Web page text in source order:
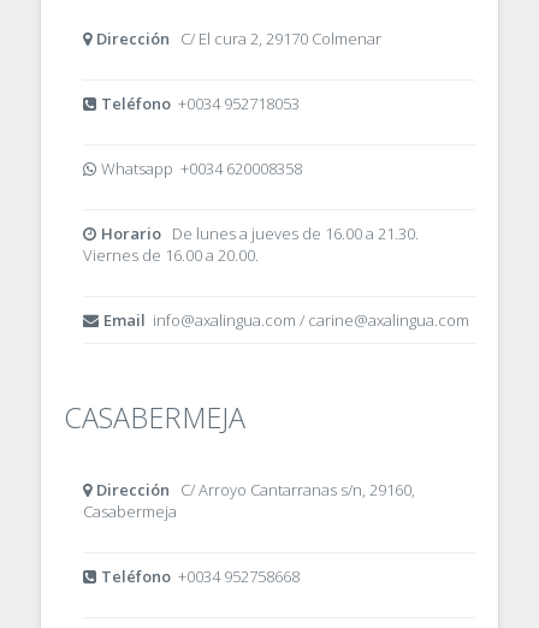
Dirección C/ El cura 2, 29170 Colmenar
Teléfono+0034 952718053
Whatsapp +0034 620008358
HorarioDe lunes a jueves de 16.00 a 21.30.
Viernes de 16.00 a 20.00.
Email info@axalingua.com / carine@axalingua.com
CASABERMEJA
Dirección C/ Arroyo Cantarranas s/n, 29160,
Casabermeja
Teléfono+0034 952758668